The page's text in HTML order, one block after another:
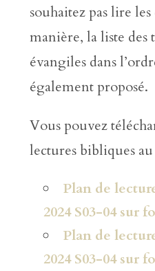
souhaitez pas lire
manière, la liste des
évangiles dans
également proposé.
Vous pouvez
lectures bibliques
Plan de
2024 S03-04 sur
Plan de
2024 S03-04 sur